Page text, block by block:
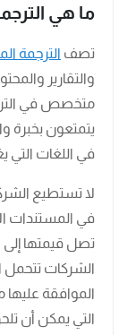
ما هي
تصف الترجمة
والتقارير
متخصص في
يتمتعون بخبرة
في اللغات التي
لا تستطيع
في المستندات
تصل قيمتها إلى
الشركات تتحمل
الموافقة عليها
التي يمكن أن